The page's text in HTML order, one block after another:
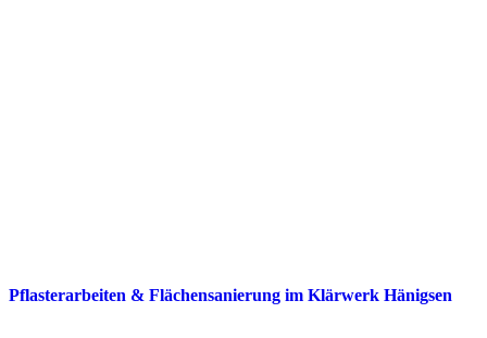
Pflasterarbeiten & Flächensanierung im Klärwerk Hänigsen